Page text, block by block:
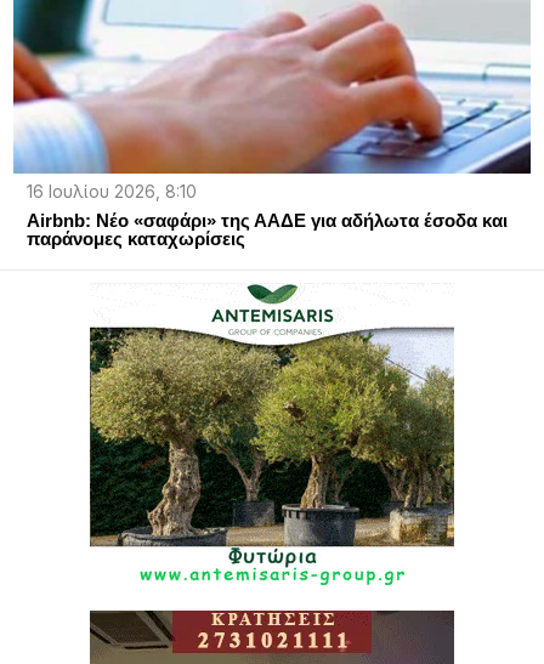
16 Ιουλίου 2026, 8:10
Airbnb: Νέο «σαφάρι» της ΑΑΔΕ για αδήλωτα έσοδα και
παράνομες καταχωρίσεις